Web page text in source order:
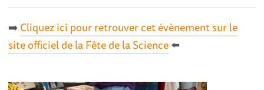
➡️Cliquez ici pour retrouver cet évènement sur le
site officiel de la Fête de la Science⬅️